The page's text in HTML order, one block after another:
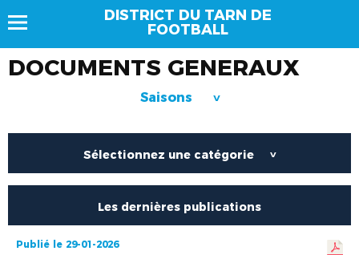
DISTRICT DU TARN DE
FOOTBALL
DOCUMENTS GENERAUX
Saisons >
Sélectionnez une catégorie >
Les dernières publications
Publié le 29-01-2026